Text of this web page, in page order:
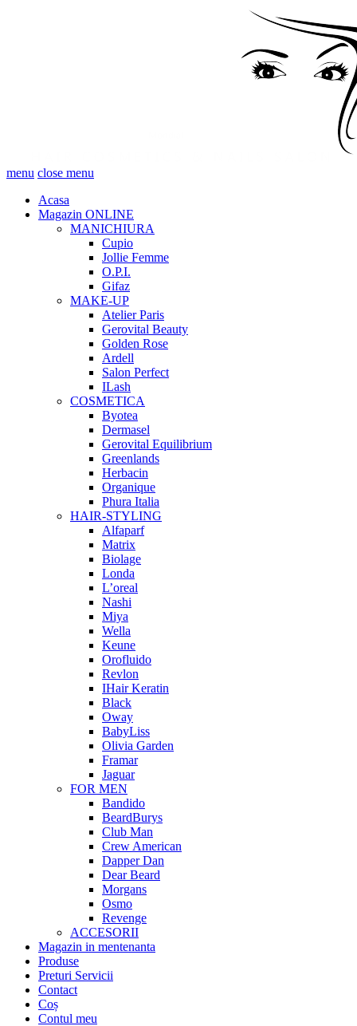
menu close menu
Acasa
Magazin ONLINE
MANICHIURA
Cupio
Jollie Femme
O.P.I.
Gifaz
MAKE-UP
Atelier Paris
Gerovital Beauty
Golden Rose
Ardell
Salon Perfect
ILash
COSMETICA
Byotea
Dermasel
Gerovital Equilibrium
Greenlands
Herbacin
Organique
Phura Italia
HAIR-STYLING
Alfaparf
Matrix
Biolage
Londa
L’oreal
Nashi
Miya
Wella
Keune
Orofluido
Revlon
IHair Keratin
Black
Oway
BabyLiss
Olivia Garden
Framar
Jaguar
FOR MEN
Bandido
BeardBurys
Club Man
Crew American
Dapper Dan
Dear Beard
Morgans
Osmo
Revenge
ACCESORII
Magazin in mentenanta
Produse
Preturi Servicii
Contact
Coș
Contul meu